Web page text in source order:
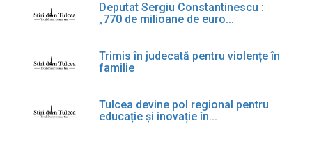
Deputat Sergiu Constantinescu :
„770 de milioane de euro...
Trimis în judecată pentru violențe în
familie
Tulcea devine pol regional pentru
educație și inovație în...